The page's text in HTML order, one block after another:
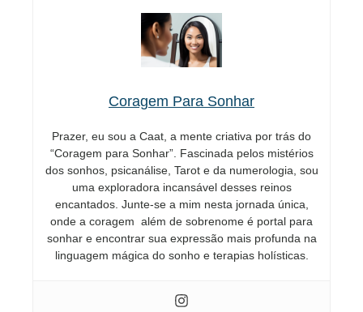
Coragem Para Sonhar
Prazer, eu sou a Caat, a mente criativa por trás do
“Coragem para Sonhar”. Fascinada pelos mistérios
dos sonhos, psicanálise, Tarot e da numerologia, sou
uma exploradora incansável desses reinos
encantados. Junte-se a mim nesta jornada única,
onde a coragem além de sobrenome é portal para
sonhar e encontrar sua expressão mais profunda na
linguagem mágica do sonho e terapias holísticas.